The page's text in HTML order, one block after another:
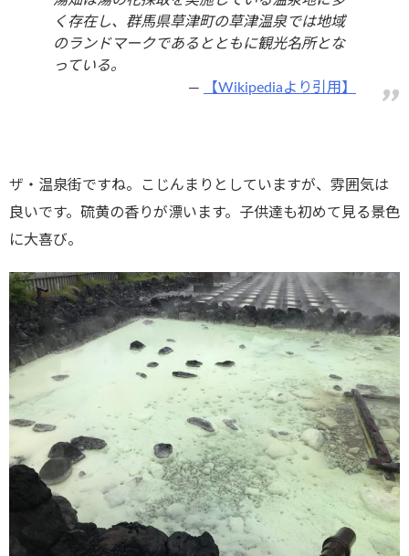
く存在し、群馬県草津町の草津温泉では地域
のランドマークであるとともに観光名所とな
っている。
【Wikipediaより引用】
ザ・温泉街ですね。こじんまりとしていますが、雰囲気は
良いです。硫黄の香りが漂います。子供達も初めて見る景色
に大喜び。